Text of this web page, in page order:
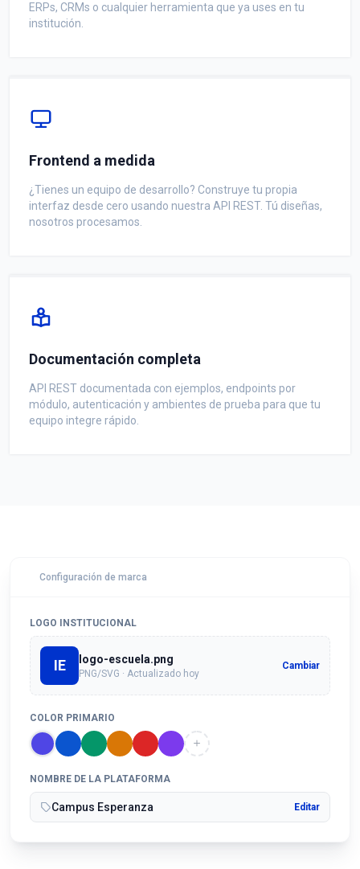
ERPs, CRMs o cualquier herramienta que ya uses en tu
institución.
Frontend a medida
¿Tienes un equipo de desarrollo? Construye tu propia
interfaz desde cero usando nuestra API REST. Tú diseñas,
nosotros procesamos.
Documentación completa
API REST documentada con ejemplos, endpoints por
módulo, autenticación y ambientes de prueba para que tu
equipo integre rápido.
Configuración de marca
LOGO INSTITUCIONAL
IE logo-escuela.png
PNG/SVG · Actualizado hoy
Cambiar
COLOR PRIMARIO
NOMBRE DE LA PLATAFORMA
Campus Esperanza Editar